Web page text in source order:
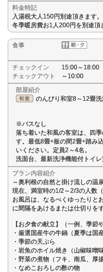
料金特記
入湯税大人150円別途頂きます。
冬季暖房費お1人200円を別途頂
食事
チェックイン
15:00～18:00
チェックアウト
～10:00
部屋紹介
のんびり和室8～12畳
※バスなし
落ち着いた和風の客室は、四
す。最低8畳+板の間2畳+踏み
いください。定員2～4名。
洗面台、最新洗浄機能付トイレ
プラン内容紹介
～奥利根の自然と掛け流しの温
現在、満室時の1/2～2/3の人数
お風呂は、なるべくゆったりと
に間隔をあけるまたは仕切りを
【お夕食の献立】（一例、季節
・厳選国産牛の牛鍋（夏季は国
・季節の天ぷら
・岩魚のホイル焼き（山椒味噌味
・野菜の煮物（フキ、南瓜、厚
・なめこおろしの酢の物